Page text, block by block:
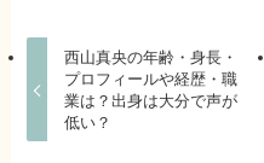
西山真央の年齢・身長・
プロフィールや経歴・職
業は？出身は大分で声が
低い？